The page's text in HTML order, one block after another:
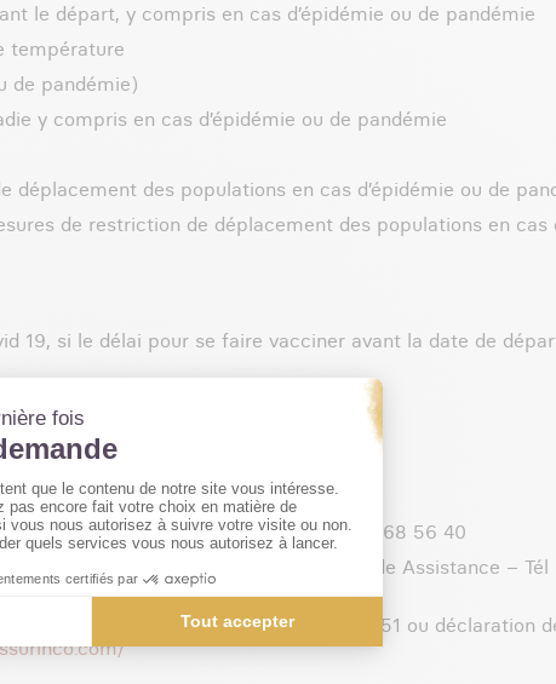
le départ, y compris en cas d’épidémie ou de pandémie
température
de pandémie)
y compris en cas d’épidémie ou de pandémie
des populations en cas d’épidémie ou de
de restriction de déplacement des populations en cas
19, si le délai pour se faire vacciner avant la date de
épidémie
?
n’hésite pas à nous contacter au 04 81 68 56 40
(plateau médical ouvert H24) : Mutuaide Assistance –
– 31000 TOULOUSE / Tél 05 34 45 31 51 ou déclaration